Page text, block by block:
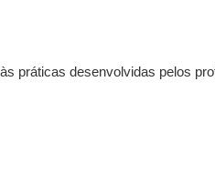
práticas desenvolvidas pelos